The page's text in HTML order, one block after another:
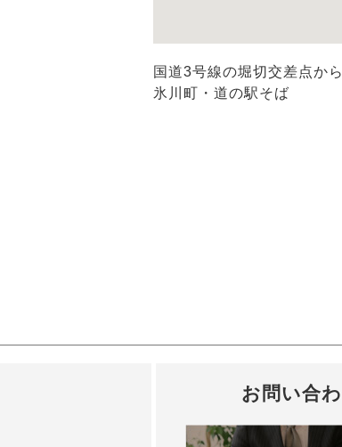
国道3号線の堀切交差点か
氷川町・道の駅そば
お問い合